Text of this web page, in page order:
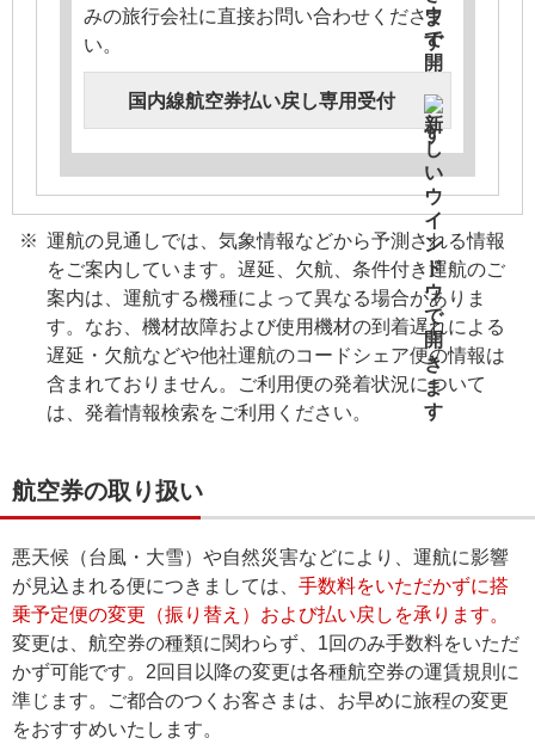
みの旅行会社に直接お問い合わせくださ
い。
国内線航空券払い戻し専用受付
運航の見通しでは、気象情報などから予測される情報
をご案内しています。遅延、欠航、条件付き運航のご
案内は、運航する機種によって異なる場合がありま
す。なお、機材故障および使用機材の到着遅れによる
遅延・欠航などや他社運航のコードシェア便の情報は
含まれておりません。ご利用便の発着状況について
は、発着情報検索をご利用ください。
航空券の取り扱い
悪天候（台風・大雪）や自然災害などにより、運航に影響
が見込まれる便につきましては、 手数料をいただかずに搭
乗予定便の変更（振り替え）および払い戻しを承ります。
変更は、航空券の種類に関わらず、1回のみ手数料をいただ
かず可能です。2回目以降の変更は各種航空券の運賃規則に
準じます。ご都合のつくお客さまは、お早めに旅程の変更
をおすすめいたします。